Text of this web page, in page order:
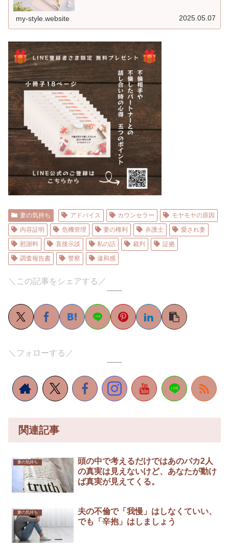
my-style.website 2025.05.07
妻の気持ち アドバイス カウンセラー
モヤモヤの原因
内容証明
危機管理 妻の権利 弁護士
愛され妻
慰謝料
直接示談 私の話 裁判
証拠
調査報告書
警察 違和感
＼この記事をシェアする／
＼フォローする／
関連記事
妻の気持ち
頭の中で考えるだけではあのバカ2人
の真実は見えないけど、あなたが動け
ば真実が見えてくる。
妻の気持ち
夫の不倫で「我慢」はしなくていい、
でも「辛抱」はしましょう